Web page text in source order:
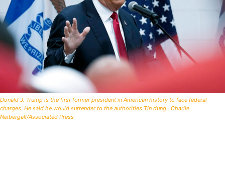
Donald J. Trump is the first former president in American history to face federal
charges. He said he would surrender to the authorities.Tín dụng...Charlie
Neibergall/Associated Press